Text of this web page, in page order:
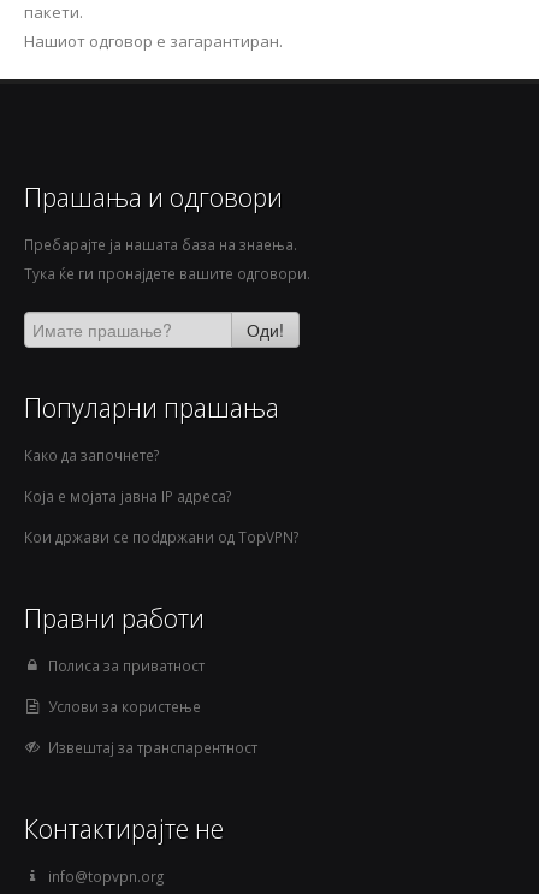
пакети.
Нашиот одговор е загарантиран.
Прашања и одговори
Пребарајте ја нашата база на знаења.
Тука ќе ги пронајдете вашите одговори.
Оди!
Популарни прашања
Како да започнете?
Која е мојата јавна IP адреса?
Кои држави се поdдржани од TopVPN?
Правни работи
Полиса за приватност
Услови за користење
Извештај за транспарентност
Контактирајте не
info@topvpn.org